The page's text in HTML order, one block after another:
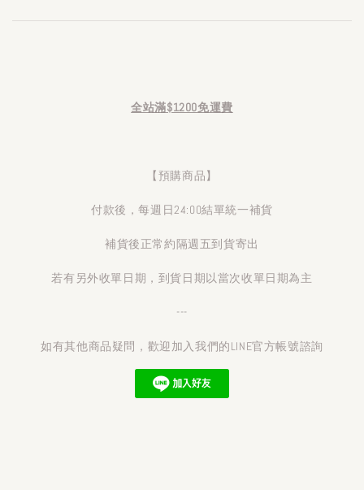
全站滿$1200免運費
【預購商品】
付款後，每週日24:00結單統一補貨
補貨後正常約隔週五到貨寄出
若有另外收單日期，到貨日期以當次收單日期為主
---
如有其他商品疑問，歡迎加入我們的LINE官方帳號諮詢